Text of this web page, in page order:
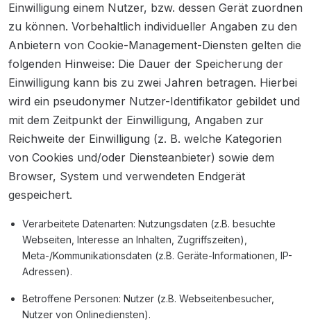
Einwilligung einem Nutzer, bzw. dessen Gerät zuordnen
zu können. Vorbehaltlich individueller Angaben zu den
Anbietern von Cookie-Management-Diensten gelten die
folgenden Hinweise: Die Dauer der Speicherung der
Einwilligung kann bis zu zwei Jahren betragen. Hierbei
wird ein pseudonymer Nutzer-Identifikator gebildet und
mit dem Zeitpunkt der Einwilligung, Angaben zur
Reichweite der Einwilligung (z. B. welche Kategorien
von Cookies und/oder Diensteanbieter) sowie dem
Browser, System und verwendeten Endgerät
gespeichert.
Verarbeitete Datenarten: Nutzungsdaten (z.B. besuchte
Webseiten, Interesse an Inhalten, Zugriffszeiten),
Meta-/Kommunikationsdaten (z.B. Geräte-Informationen, IP-
Adressen).
Betroffene Personen: Nutzer (z.B. Webseitenbesucher,
Nutzer von Onlinediensten).